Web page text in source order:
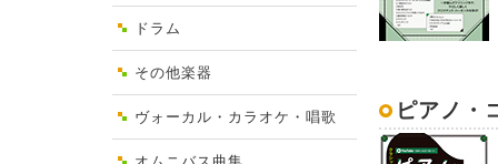
ピアノ・
ドラム
その他楽器
ヴォーカル・カラオケ・唱歌